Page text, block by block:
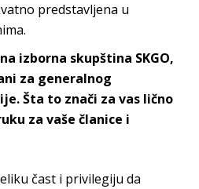
predstavljena u
izborna skupština SKGO,
za generalnog
Šta to znači za vas lično
za vaše članice i
čast i privilegiju da